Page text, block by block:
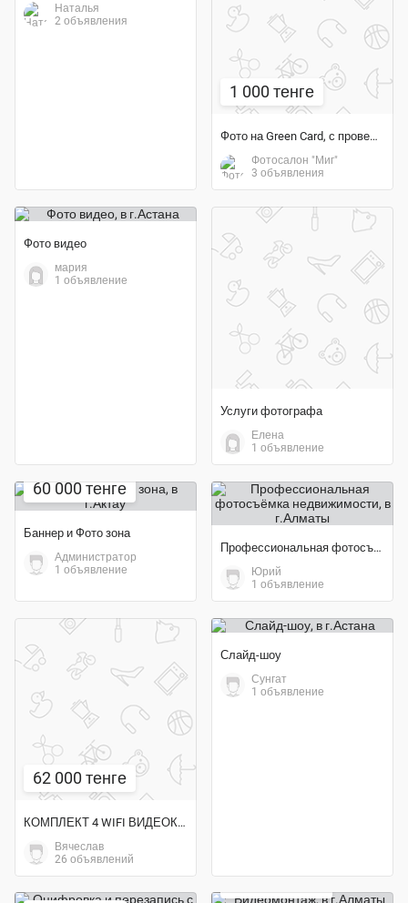
Наталья
2 объявления
1 000 тенге
Фото на Green Card, с проверкой на фото валидаторе
Фотосалон "Миг"
3 объявления
Фото видео
мария
1 объявление
Услуги фотографа
Елена
1 объявление
60 000 тенге
Баннер и Фото зона
Администратор
1 объявление
Профессиональная фотосъёмка недвижимости
Юрий
1 объявление
62 000 тенге
КОМПЛЕКТ 4 WIFI ВИДЕОКАМЕРЫ + WIFI РЕГИСТРАТОР
Вячеслав
26 объявлений
Слайд-шоу
Сунгат
1 объявление